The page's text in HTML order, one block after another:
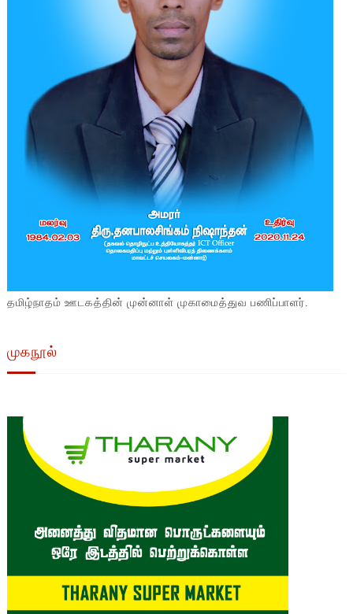
தமிழ்நாதம் ஊடகத்தின் முன்னாள் முகாமைத்துவ பணிப்பாளர்.
முகநூல்